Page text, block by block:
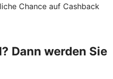
Chance auf Cashback
Dann werden Sie